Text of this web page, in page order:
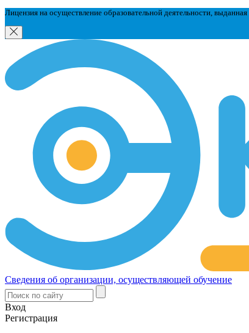
Лицензия на осуществление образовательной деятельности,
Сведения об организации, осуществляющей обучение
Вход
Регистрация